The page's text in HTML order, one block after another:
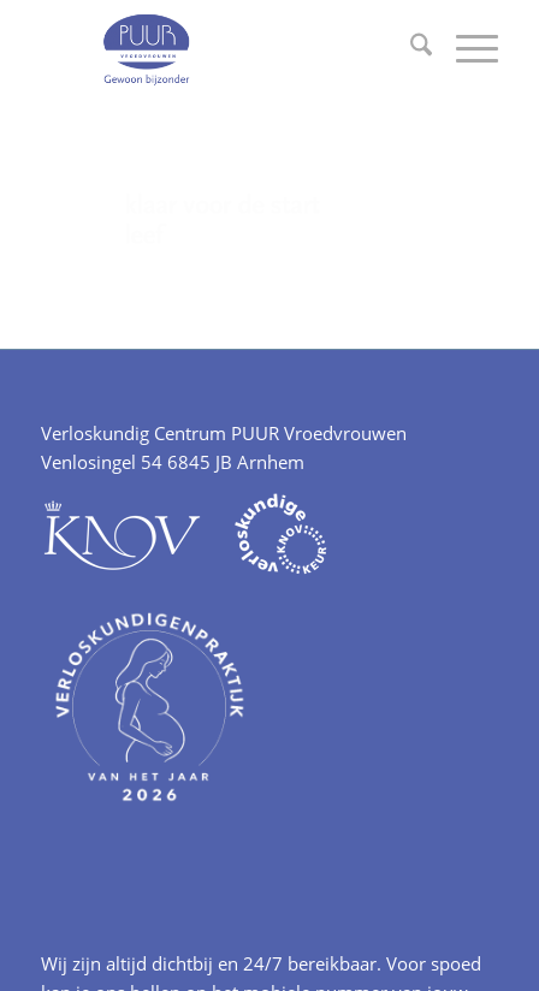
Verloskundig Centrum PUUR Vroedvrouwen
Venlosingel 54 6845 JB Arnhem
Wij zijn altijd dichtbij en 24/7 bereikbaar. Voor spoed